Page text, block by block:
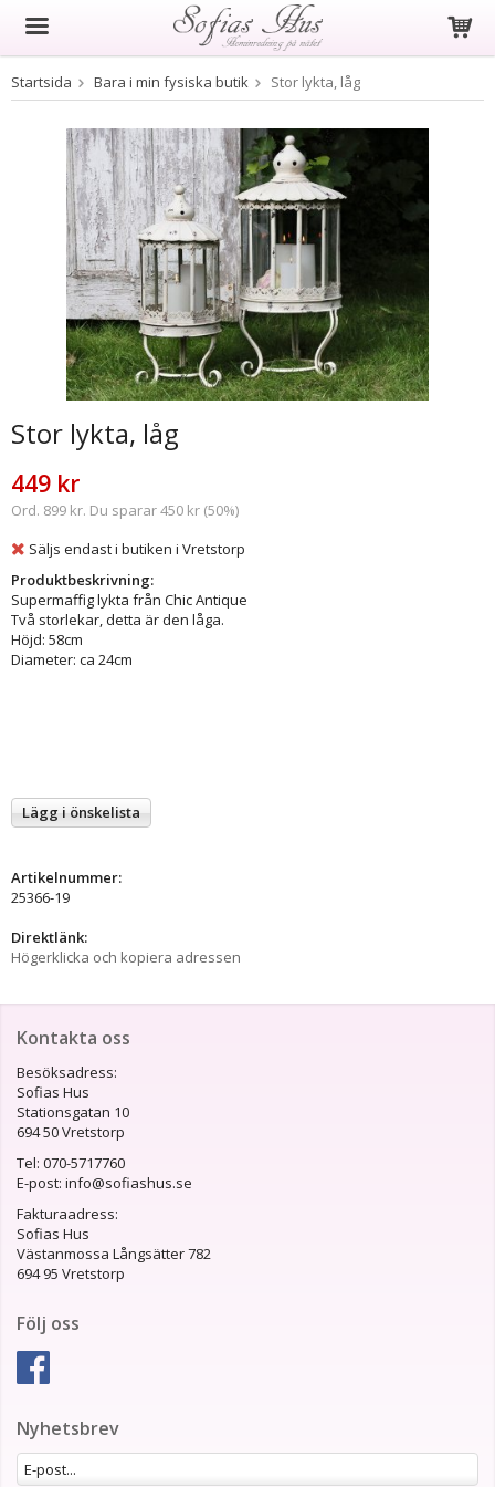
Produkten har blivit tillagd i varukorgen
Startsida Bara i min fysiska butik Stor lykta, låg
Stor lykta, låg
449 kr
Ord. 899 kr. Du sparar 450 kr (50%)
Säljs endast i butiken i Vretstorp
Produktbeskrivning:
Supermaffig lykta från Chic Antique
Två storlekar, detta är den låga.
Höjd: 58cm
Diameter: ca 24cm
Lägg i önskelista
Artikelnummer:
25366-19
Direktlänk:
Högerklicka och kopiera adressen
Kontakta oss
Besöksadress:
Sofias Hus
Stationsgatan 10
694 50 Vretstorp
Tel: 070-5717760
E-post: info@sofiashus.se
Fakturaadress:
Sofias Hus
Västanmossa Långsätter 782
694 95 Vretstorp
Följ oss
Nyhetsbrev